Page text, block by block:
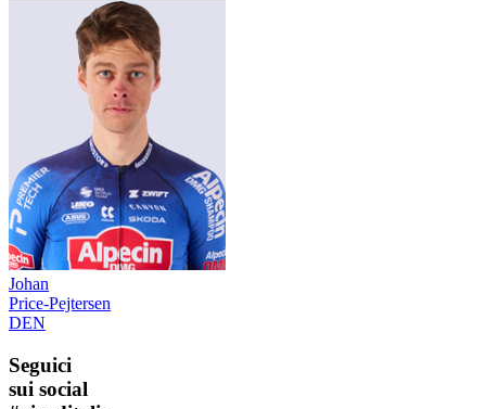
Johan
Price-Pejtersen
DEN
Seguici
sui social